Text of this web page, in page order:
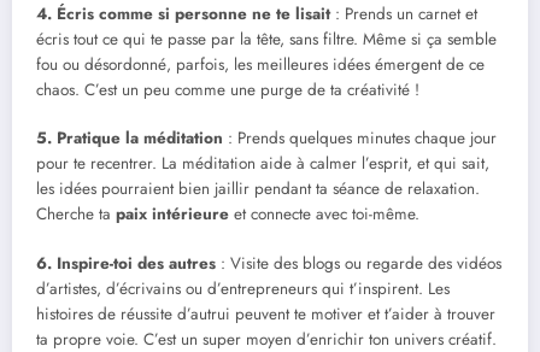
4. Écris comme si personne ne te lisait: Prends un carnet et
écris tout ce qui te passe par la tête, sans filtre. Même si ça semble
fou ou désordonné, parfois, les meilleures idées émergent de ce
chaos. C’est un peu comme une purge de ta créativité !
5. Pratique la méditation : Prends quelques minutes chaque jour
pour te recentrer. La méditation aide à calmer l’esprit, et qui sait,
les idées pourraient bien jaillir pendant ta séance de relaxation.
Cherche ta paix intérieure et connecte avec toi-même.
6. Inspire-toi des autres : Visite des blogs ou regarde des vidéos
d’artistes, d’écrivains ou d’entrepreneurs qui t’inspirent. Les
histoires de réussite d’autrui peuvent te motiver et t’aider à trouver
ta propre voie. C’est un super moyen d’enrichir ton univers créatif.